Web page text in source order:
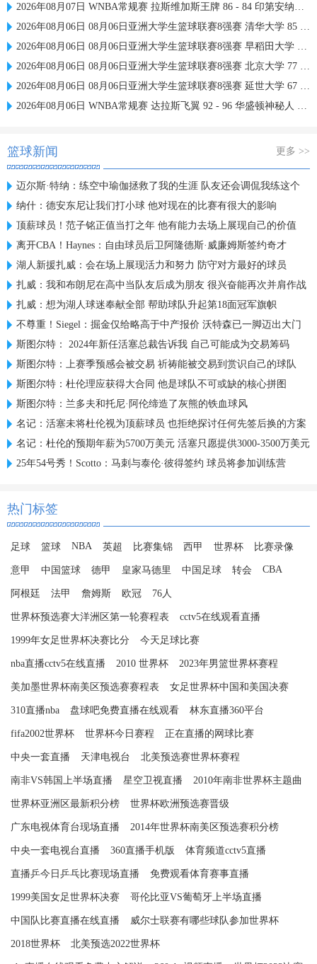
2026年08月07日 WNBA常规赛 拉斯维加斯王牌 86 - 84 印第安纳狂热 全场集锦
2026年08月06日 08月06日亚洲大学生篮球联赛8强赛 清华大学 85 - 81 菲律宾大学 集锦
2026年08月06日 08月06日亚洲大学生篮球联赛8强赛 早稻田大学 78 - 71 高丽大学 集锦
2026年08月06日 08月06日亚洲大学生篮球联赛8强赛 北京大学 77 - 79 上海交通大学 集锦
2026年08月06日 08月06日亚洲大学生篮球联赛8强赛 延世大学 67 - 72 政治大学 集锦
2026年08月06日 WNBA常规赛 达拉斯飞翼 92 - 96 华盛顿神秘人 全场集锦
篮球新闻 更多 >>
迈尔斯·特纳：练空中瑜伽拯救了我的生涯 队友还会调侃我练这个
纳什：德安东尼让我们打小球 他对现在的比赛有很大的影响
顶薪球员！范子铭正值当打之年 他有能力去场上展现自己的价值
离开CBA！Haynes：自由球员后卫阿隆德斯·威廉姆斯签约奇才
湖人新援扎威：会在场上展现活力和努力 防守对方最好的球员
扎威：我和布朗尼在高中当队友后成为朋友 很兴奋能再次并肩作战
扎威：想为湖人球迷奉献全部 帮助球队升起第18面冠军旗帜
不尊重！Siegel：掘金仅给略高于中产报价 沃特森已一脚迈出大门
斯图尔特： 2024年新任活塞总裁告诉我 自己可能成为交易筹码
斯图尔特：上赛季预感会被交易 祈祷能被交易到赏识自己的球队
斯图尔特：杜伦理应获得大合同 他是球队不可或缺的核心拼图
斯图尔特：兰多夫和托尼·阿伦缔造了灰熊的铁血球风
名记：活塞未将杜伦视为顶薪球员 也拒绝探讨任何先签后换的方案
名记：杜伦的预期年薪为5700万美元 活塞只愿提供3000-3500万美元
25年54号秀！Scotto：马刺与泰伦·彼得签约 球员将参加训练营
热门标签
足球 篮球 NBA 英超 比赛集锦 西甲 世界杯 比赛录像
意甲 中国篮球 德甲 皇家马德里 中国足球 转会 CBA
阿根廷 法甲 詹姆斯 欧冠 76人
世界杯预选赛大洋洲区第一轮赛程表 cctv5在线观看直播
1999年女足世界杯决赛比分 今天足球比赛
nba直播cctv5在线直播 2010 世界杯 2023年男篮世界杯赛程
美加墨世界杯南美区预选赛赛程表 女足世界杯中国和美国决赛
310直播nba 盘球吧免费直播在线观看 林东直播360平台
fifa2002世界杯 世界杯今日赛程 正在直播的网球比赛
中央一套直播 天津电视台 北美预选赛世界杯赛程
南非VS韩国上半场直播 星空卫视直播 2010年南非世界杯主题曲
世界杯亚洲区最新积分榜 世界杯欧洲预选赛晋级
广东电视体育台现场直播 2014年世界杯南美区预选赛积分榜
中央一套电视台直播 360直播手机版 体育频道cctv5直播
直播乒今日乒乓比赛现场直播 免费观看体育赛事直播
1999美国女足世界杯决赛 哥伦比亚VS葡萄牙上半场直播
中国队比赛直播在线直播 威尔士联赛有哪些球队参加世界杯
2018世界杯 北美预选2022世界杯